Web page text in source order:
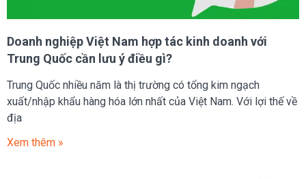
Doanh nghiệp Việt Nam hợp tác kinh doanh với
Trung Quốc cần lưu ý điều gì?
Trung Quốc nhiều năm là thị trường có tổng kim ngạch
xuất/nhập khẩu hàng hóa lớn nhất của Việt Nam. Với lợi thế về
địa
Xem thêm »